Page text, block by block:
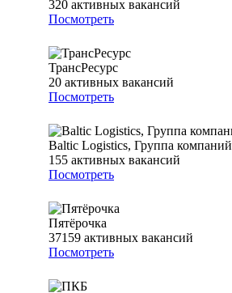
320 активных вакансий
Посмотреть
ТрансРесурс
20 активных вакансий
Посмотреть
Baltic Logistics, Группа компаний
155 активных вакансий
Посмотреть
Пятёрочка
37159 активных вакансий
Посмотреть